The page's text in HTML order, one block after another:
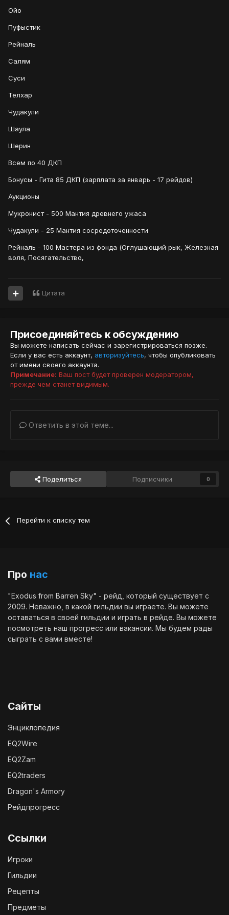
Ойо
Пуфыстик
Рейналь
Салям
Суси
Телхар
Чудакули
Шаула
Шерин
Всем по 40 ДКП
Бонусы - Гита 85 ДКП (зарплата за январь - 17 рейдов)
Аукционы
Мукронист - 500 Мантия древнего ужаса
Чудакули - 25 Мантия сосредоточенности
Рейналь - 100 Мастера из фонда (Оглушающий рык, Железная
воля, Посягательство,
Цитата
Присоединяйтесь к обсуждению
Вы можете написать сейчас и зарегистрироваться позже.
Если у вас есть аккаунт, авторизуйтесь, чтобы опубликовать
от имени своего аккаунта.
Примечание: Ваш пост будет проверен модератором,
прежде чем станет видимым.
Ответить в этой теме...
Поделиться Подписчики 0
Перейти к списку тем
Про нас
"Exodus from Barren Sky" - рейд, который существует с
2009. Неважно, в какой гильдии вы играете. Вы можете
оставаться в своей гильдии и играть в рейде. Вы можете
посмотреть наш прогресс или вакансии. Мы будем рады
сыграть с вами вместе!
Сайты
Энциклопедия
EQ2Wire
EQ2Zam
EQ2traders
Dragon's Armory
Рейдпрогресс
Ссылки
Игроки
Гильдии
Рецепты
Предметы